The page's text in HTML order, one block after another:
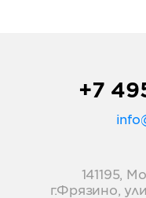
+7
141195,
г.Фрязино,